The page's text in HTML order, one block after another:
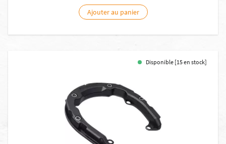
Ajouter au panier
Disponible [15 en stock]